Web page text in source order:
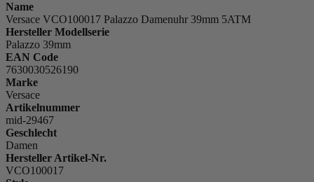
Name
Versace VCO100017 Palazzo Damenuhr 39mm 5ATM
Hersteller Modellserie
Palazzo 39mm
EAN Code
7630030526190
Marke
Versace
Artikelnummer
mid-29467
Geschlecht
Damen
Hersteller Artikel-Nr.
VCO100017